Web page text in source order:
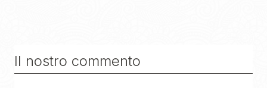
Il nostro commento